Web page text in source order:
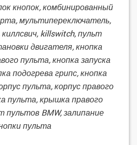
кнопок, комбинированный
мультипереключатель,
killswitch, пульт
двигателя, кнопка
пульта, кнопка запуска
подогрева грипс, кнопка
пульта, корпус правого
пульта, крышка правого
пультов BMW, залипание
пульта